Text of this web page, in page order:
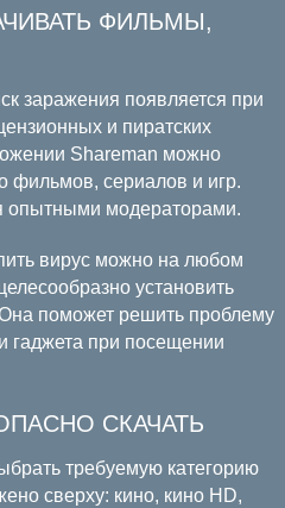
ФИЛЬМЫ,
заражения появляется при
и пиратских
Shareman можно
фильмов, сериалов и игр.
опытными модераторами.
вирус можно на любом
установить
поможет решить проблему
гаджета при посещении
СКАЧАТЬ
требуемую категорию
сверху: кино, кино HD,